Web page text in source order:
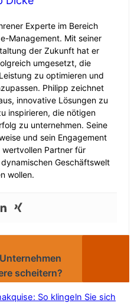
Experte im Bereich
Management. Mit seiner
der Zukunft hat er
umgesetzt, die
zu optimieren und
Philipp zeichnet
innovative Lösungen zu
inspirieren, die nötigen
zu unternehmen. Seine
und sein Engagement
Partner für
Geschäftswelt
wollen.
scheitern?
So klingeln Sie sich